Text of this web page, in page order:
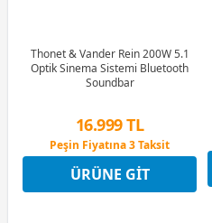
Thonet & Vander Rein 200W 5.1
Optik Sinema Sistemi Bluetooth
Soundbar
16.999 TL
Peşin Fiyatına 3 Taksit
4 Ay x 4.721 TL taksitle
Peşin Fiyatına 3 Taksit
ÜRÜNE GIT